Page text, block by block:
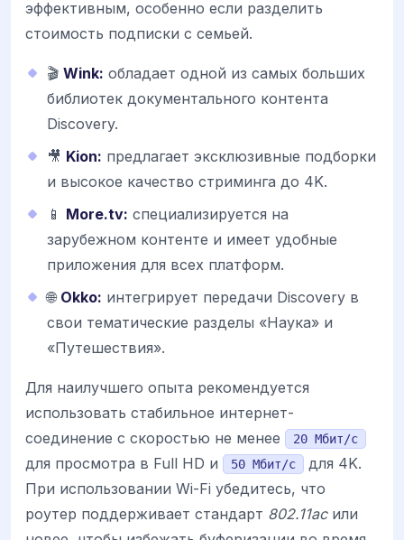
эффективным, особенно если разделить
стоимость подписки с семьей.
🎬 Wink: обладает одной из самых больших
библиотек документального контента
Discovery.
🎥 Kion: предлагает эксклюзивные подборки
и высокое качество стриминга до 4K.
📱 More.tv: специализируется на
зарубежном контенте и имеет удобные
приложения для всех платформ.
🌐 Okko: интегрирует передачи Discovery в
свои тематические разделы «Наука» и
«Путешествия».
Для наилучшего опыта рекомендуется
использовать стабильное интернет-
соединение с скоростью не менее
20 Мбит/с
для просмотра в Full HD и 50 Мбит/с
для 4K.
При использовании Wi-Fi убедитесь, что
роутер поддерживает стандарт 802.11acили